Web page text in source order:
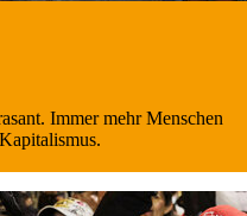
Immer mehr Menschen